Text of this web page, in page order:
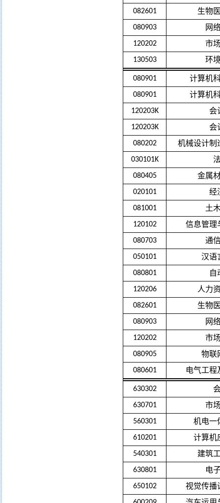
082601 生物
080903 网
120202 市
130503 环
080901 计算机
080901 计算机
120203K 会
120203K 会
080202 机械设计制
030101K
080405 金属
020101 经
081001 土
120102 信息管理
080703 通
050101 汉语
080801 自
120206 人力
082601 生物
080903 网
120202 市
080905 物联
080601 电气工程
630302
630701 市
560301 机电一
610201 计算机
540301 建筑
630801 电
650102 视觉传播